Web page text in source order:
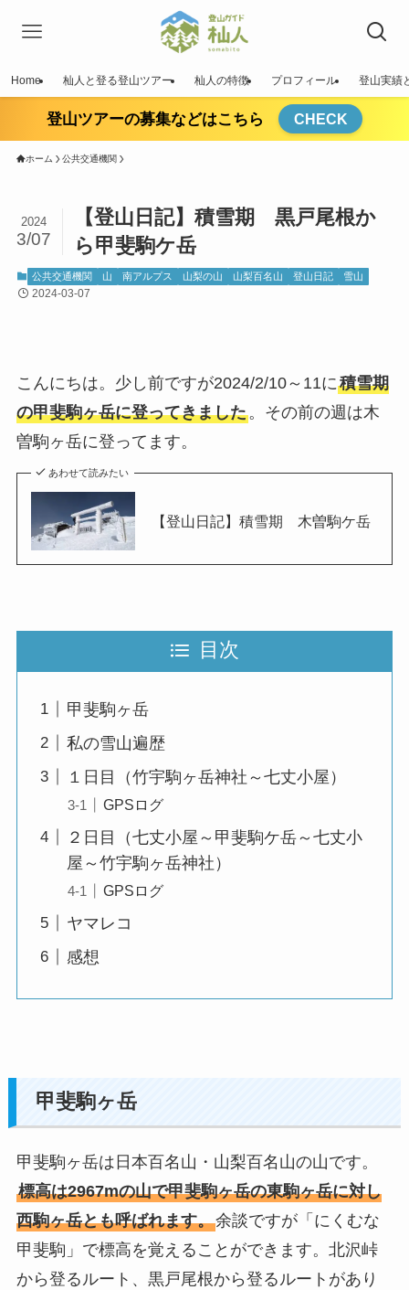
Home 杣人と登る登山ツアー 杣人の特徴 プロフィール 登山実績
登山ツアーの募集などはこちら CHECK
ホーム 公共交通機関
【登山日記】積雪期 黒戸尾根か
ら甲斐駒ケ岳
2024
3/07
公共交通機関 山 南アルプス 山梨の山 山梨百名山 登山日記 雪山
2024-03-07
こんにちは。少し前ですが2024/2/10～11に積雪期
の甲斐駒ヶ岳に登ってきました。その前の週は木
曽駒ヶ岳に登ってます。
あわせて読みたい
【登山日記】積雪期 木曽駒ケ岳
目次
甲斐駒ヶ岳
私の雪山遍歴
１日目（竹宇駒ヶ岳神社～七丈小屋）
GPSログ
２日目（七丈小屋～甲斐駒ケ岳～七丈小
屋～竹宇駒ヶ岳神社）
GPSログ
ヤマレコ
感想
甲斐駒ヶ岳
甲斐駒ヶ岳は日本百名山・山梨百名山の山です。
標高は2967mの山で甲斐駒ヶ岳の東駒ヶ岳に対し
西駒ヶ岳とも呼ばれます。余談ですが「にくむな
甲斐駒」で標高を覚えることができます。北沢峠
から登るルート、黒戸尾根から登るルートがあり